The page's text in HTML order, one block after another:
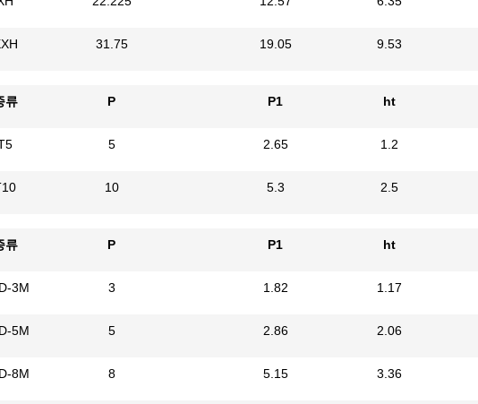
31.75 19.05 9.53
류 P P1 ht
5 2.65 1.2
10 5.3 2.5
류 P P1 ht
3M 3 1.82 1.17
5M 5 2.86 2.06
8M 8 5.15 3.36